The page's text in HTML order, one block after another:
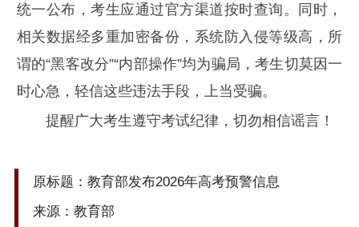
统一公布，考生应通过官方渠道按时查询。同时，
相关数据经多重加密备份，系统防入侵等级高，所
谓的“黑客改分”“内部操作”均为骗局，考生切莫因一
时心急，轻信这些违法手段，上当受骗。
提醒广大考生遵守考试纪律，切勿相信谣言！
原标题：教育部发布2026年高考预警信息
来源：教育部